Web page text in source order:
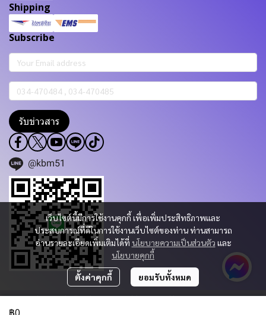
เว็บไซต์นี้มีการใช้งานคุกกี้ เพื่อเพิ่มประสิทธิภาพและ
ประสบการณ์ที่ดีในการใช้งานเว็บไซต์ของท่าน ท่านสามารถ
อ่านรายละเอียดเพิ่มเติมได้ที่ นโยบายความเป็นส่วนตัว และ
นโยบายคุกกี้
ตั้งค่าคุกกี้ ยอมรับทั้งหมด
Shipping
Subscribe
รับข่าวสาร
@kbm51
Copyright 2023 | All Rights Reserved | Powered by KBM PART & TRADING